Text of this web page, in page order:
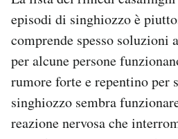
episodi di singhiozzo è
comprende spesso soluzioni
per alcune persone
rumore forte e repentino per
singhiozzo sembra
reazione nervosa che